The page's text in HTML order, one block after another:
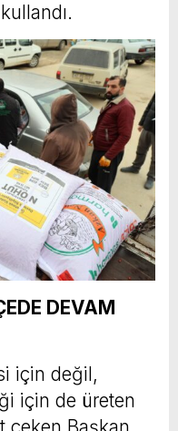
DEVAM
için değil,
için de üreten